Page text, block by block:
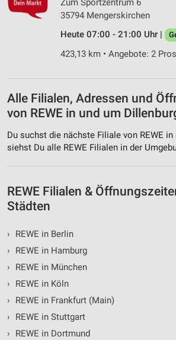
Zum Sportzentrum 6
35794 Mengerskirchen
Heute 07:00 - 21:00 Uhr |
423,13 km • Angebote: 2
Alle Filialen, Adressen und
von REWE in und um
Du suchst die nächste Filiale von REWE
siehst Du alle REWE Filialen in der
REWE Filialen &
Städten
›
REWE in Berlin
›
REWE in Hamburg
›
REWE in München
›
REWE in Köln
›
REWE in Frankfurt (Main)
›
REWE in Stuttgart
›
REWE in Dortmund
Werbung